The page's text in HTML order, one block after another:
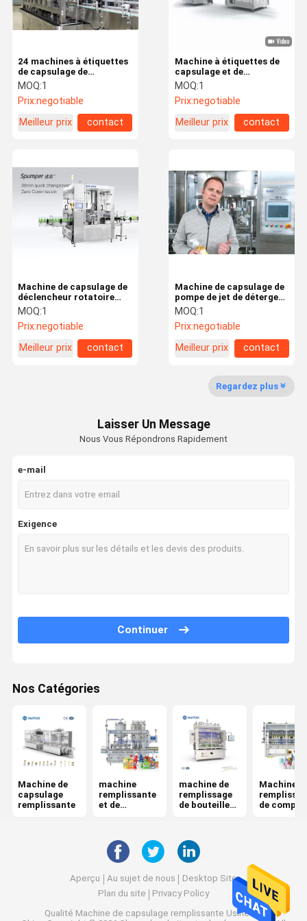
Contrôle De
Nouvelles
Machine de capsulage remplissante
machine remplissante et de capsulage de monoblock
machine de remplissage de bouteilles liquide
Machine de remplissage de bouteilles de shampooing
Machine de remplissage d'aseptisant de main
Machine de remplissage de piston
Machine de remplissage cosmétique
Machine de capsulage
Machine de capsulage de bouteille automatique
Machine de capsulage rotatoire
Machine de capsulage de bouteille en verre
Machine à étiquettes de
capsulage et de
remplissage
complètement
automatique de HUITUO
pour le ketchup
MOQ:1
Prix:negotiable
Meilleur prix
contact
24 machines à étiquettes
de capsulage de
remplissage de tête pour
l'aseptisant de main
MOQ:1
Prix:negotiable
Meilleur prix
contact
Machine de capsulage de
pompe de jet de détergent
liquide de 8 têtes
MOQ:1
Prix:negotiable
Meilleur prix
contact
Machine de capsulage de
déclencheur rotatoire
semi automatique
MOQ:1
Prix:negotiable
Meilleur prix
contact
Regardez plus
Laisser Un Message
Nous Vous Répondrons Rapidement
e-mail
Exigence
Continuer
Nos Catégories
Machine de
capsulage
remplissante
machine
remplissante
et de
machine de
remplissage
de bouteilles
Machine
de
Aperçu Au sujet de nous
Desktop Site
Plan du site
Privacy Policy
Qualité Machine de capsulage remplissante Usine De